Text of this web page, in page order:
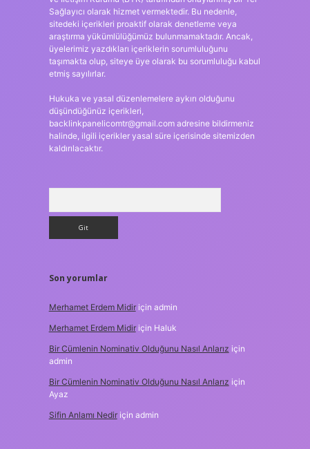
Sağlayıcı olarak hizmet vermektedir. Bu nedenle,
sitedeki içerikleri proaktif olarak denetleme veya
araştırma yükümlülüğümüz bulunmamaktadır. Ancak,
üyelerimiz yazdıkları içeriklerin sorumluluğunu
taşımakta olup, siteye üye olarak bu sorumluluğu kabul
etmiş sayılırlar.
Hukuka ve yasal düzenlemelere aykırı olduğunu
düşündüğünüz içerikleri,
backlinkpanelicomtr@gmail.comadresine bildirmeniz
halinde, ilgili içerikler yasal süre içerisinde sitemizden
kaldırılacaktır.
Son yorumlar
Merhamet Erdem Midiriçin admin
Merhamet Erdem Midiriçin Haluk
Bir Cümlenin Nominativ Olduğunu Nasıl Anlarız için
admin
Bir Cümlenin Nominativ Olduğunu Nasıl Anlarız için
Ayaz
Sifin Anlamı Nediriçin admin